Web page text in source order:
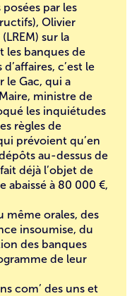
par les
Olivier
sur la
les banques de
c’est le
le Gac, qui a
ministre de
les inquiétudes
règles de
prévoient qu’en
au-dessus de
déjà l’objet de
abaissé à 80 000 €,
même orales, des
insoumise, du
des banques
de leur
com’ des uns et